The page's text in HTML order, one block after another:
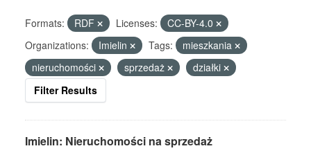
Formats: RDF Licenses:
CC-BY-4.0
Organizations:
Imielin Tags:
mieszkania
nieruchomości
sprzedaż
działki
Filter Results
Imielin: Nieruchomości na sprzedaż